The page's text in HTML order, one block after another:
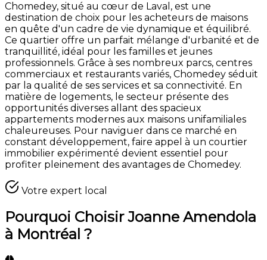
Chomedey, situé au cœur de Laval, est une
destination de choix pour les acheteurs de maisons
en quête d'un cadre de vie dynamique et équilibré.
Ce quartier offre un parfait mélange d'urbanité et de
tranquillité, idéal pour les familles et jeunes
professionnels. Grâce à ses nombreux parcs, centres
commerciaux et restaurants variés, Chomedey séduit
par la qualité de ses services et sa connectivité. En
matière de logements, le secteur présente des
opportunités diverses allant des spacieux
appartements modernes aux maisons unifamiliales
chaleureuses. Pour naviguer dans ce marché en
constant développement, faire appel à un courtier
immobilier expérimenté devient essentiel pour
profiter pleinement des avantages de Chomedey.
Votre expert local
Pourquoi Choisir Joanne Amendola
à Montréal ?